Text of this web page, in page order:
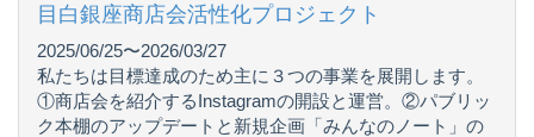
目白銀座商店会活性化プロジェクト
2025/06/25〜2026/03/27
私たちは目標達成のため主に３つの事業を展開します。
①商店会を紹介するInstagramの開設と運営。②パブリッ
ク本棚のアップデートと新規企画「みんなのノート」の